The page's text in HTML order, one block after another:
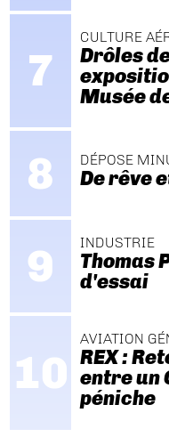
CULTURE
Drôles
Musée
DÉPOSE
De rêve
INDUSTRIE
Thomas
d'essai
AVIATION
REX :
entre un
péniche